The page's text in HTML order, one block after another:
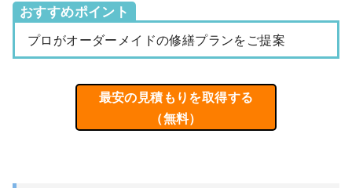
おすすめポイント
プロがオーダーメイドの修繕プランをご提案
最安の見積もりを取得する
（無料）